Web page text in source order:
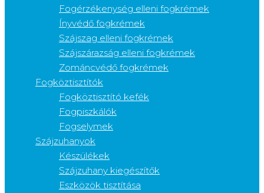
Fogérzékenység elleni fogkrémek
Ínyvédő fogkrémek
Szájszag elleni fogkrémek
Szájszárazság elleni fogkrémek
Zománcvédő fogkrémek
Fogköztisztítók
Fogköztisztító kefék
Fogpiszkálók
Fogselymek
Szájzuhanyok
Készülékek
Szájzuhany kiegészítők
Eszközök tisztítása